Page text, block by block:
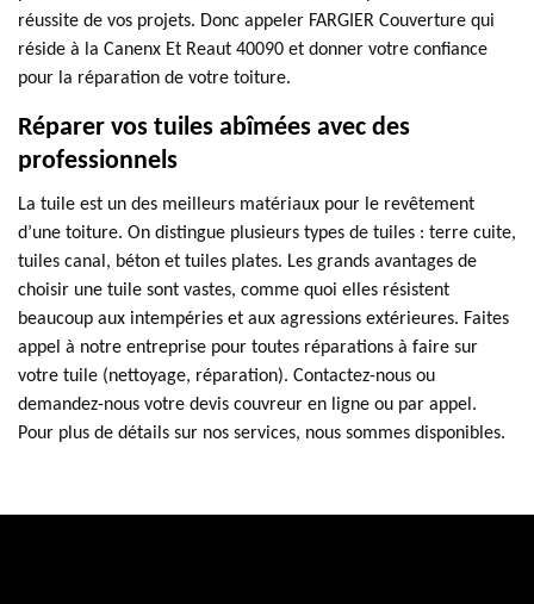
réussite de vos projets. Donc appeler FARGIER Couverture qui
réside à la Canenx Et Reaut 40090 et donner votre confiance
pour la réparation de votre toiture.
Réparer vos tuiles abîmées avec des
professionnels
La tuile est un des meilleurs matériaux pour le revêtement
d’une toiture. On distingue plusieurs types de tuiles : terre cuite,
tuiles canal, béton et tuiles plates. Les grands avantages de
choisir une tuile sont vastes, comme quoi elles résistent
beaucoup aux intempéries et aux agressions extérieures. Faites
appel à notre entreprise pour toutes réparations à faire sur
votre tuile (nettoyage, réparation). Contactez-nous ou
demandez-nous votre devis couvreur en ligne ou par appel.
Pour plus de détails sur nos services, nous sommes disponibles.